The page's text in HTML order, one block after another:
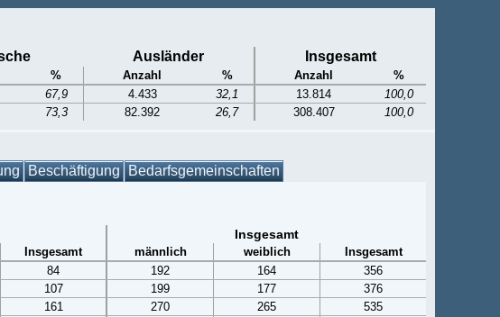
Ausländer Insgesamt
% Anzahl % Anzahl
%
67,9 4.433 32,1 13.814
100,0
73,3 82.392 26,7 308.407 100,0
Beschäftigung Bedarfsgemeinschaften
Insgesamt
Insgesamt männlich weiblich
Insgesamt
84 192 164
356
107 199 177
376
161 270 265
535